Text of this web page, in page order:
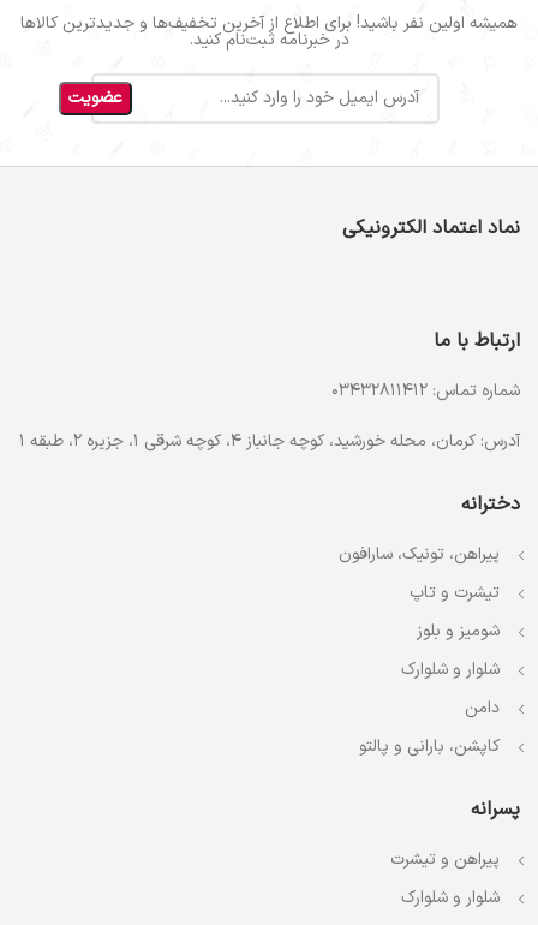
همیشه اولین نفر باشید! برای اطلاع از آخرین تخفیف‌ها و جدیدترین کالاها
در خبرنامه ثبت‌نام کنید.
نماد اعتماد الکترونیکی
ارتباط با ما
شماره تماس: 03432811412
آدرس: کرمان، محله خورشید، کوچه جانباز 4، کوچه شرقی 1، جزیره 2، طبقه 1
دخترانه
پیراهن، تونیک، سارافون
تیشرت و تاپ
شومیز و بلوز
شلوار و شلوارک
دامن
کاپشن، بارانی و پالتو
پسرانه
پیراهن و تیشرت
شلوار و شلوارک